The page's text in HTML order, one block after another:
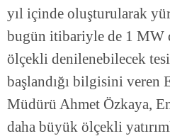
yıl içinde oluşturularak
bugün itibariyle de 1 MW
ölçekli denilenebilecek
başlandığı bilgisini veren
Müdürü Ahmet Özkaya,
daha büyük ölçekli